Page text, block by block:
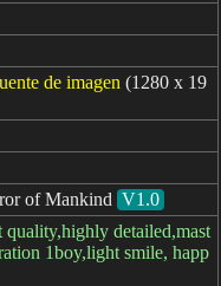
de imagen (1280 x 19
of Mankind V1.0
quality,highly detailed,mast
1boy,light smile, happ